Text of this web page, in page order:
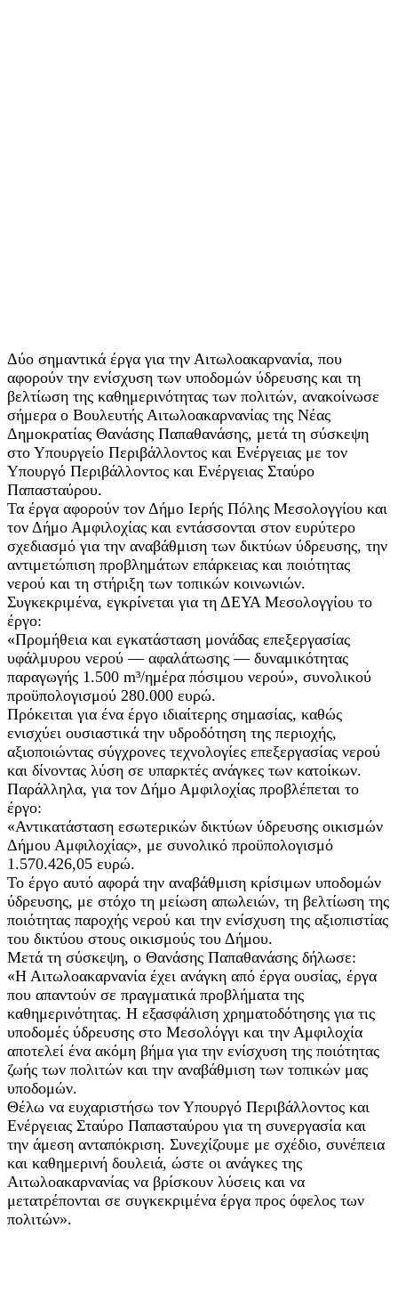
Δύο σημαντικά έργα για την Αιτωλοακαρνανία, που
αφορούν την ενίσχυση των υποδομών ύδρευσης και τη
βελτίωση της καθημερινότητας των πολιτών, ανακοίνωσε
σήμερα ο Βουλευτής Αιτωλοακαρνανίας της Νέας
Δημοκρατίας Θανάσης Παπαθανάσης, μετά τη σύσκεψη
στο Υπουργείο Περιβάλλοντος και Ενέργειας με τον
Υπουργό Περιβάλλοντος και Ενέργειας Σταύρο
Παπασταύρου.
Τα έργα αφορούν τον Δήμο Ιερής Πόλης Μεσολογγίου και
τον Δήμο Αμφιλοχίας και εντάσσονται στον ευρύτερο
σχεδιασμό για την αναβάθμιση των δικτύων ύδρευσης, την
αντιμετώπιση προβλημάτων επάρκειας και ποιότητας
νερού και τη στήριξη των τοπικών κοινωνιών.
Συγκεκριμένα, εγκρίνεται για τη ΔΕΥΑ Μεσολογγίου το
έργο:
«Προμήθεια και εγκατάσταση μονάδας επεξεργασίας
υφάλμυρου νερού — αφαλάτωσης — δυναμικότητας
παραγωγής 1.500 m³/ημέρα πόσιμου νερού», συνολικού
προϋπολογισμού 280.000 ευρώ.
Πρόκειται για ένα έργο ιδιαίτερης σημασίας, καθώς
ενισχύει ουσιαστικά την υδροδότηση της περιοχής,
αξιοποιώντας σύγχρονες τεχνολογίες επεξεργασίας νερού
και δίνοντας λύση σε υπαρκτές ανάγκες των κατοίκων.
Παράλληλα, για τον Δήμο Αμφιλοχίας προβλέπεται το
έργο:
«Αντικατάσταση εσωτερικών δικτύων ύδρευσης οικισμών
Δήμου Αμφιλοχίας», με συνολικό προϋπολογισμό
1.570.426,05 ευρώ.
Το έργο αυτό αφορά την αναβάθμιση κρίσιμων υποδομών
ύδρευσης, με στόχο τη μείωση απωλειών, τη βελτίωση της
ποιότητας παροχής νερού και την ενίσχυση της αξιοπιστίας
του δικτύου στους οικισμούς του Δήμου.
Μετά τη σύσκεψη, ο Θανάσης Παπαθανάσης δήλωσε:
«Η Αιτωλοακαρνανία έχει ανάγκη από έργα ουσίας, έργα
που απαντούν σε πραγματικά προβλήματα της
καθημερινότητας. Η εξασφάλιση χρηματοδότησης για τις
υποδομές ύδρευσης στο Μεσολόγγι και την Αμφιλοχία
αποτελεί ένα ακόμη βήμα για την ενίσχυση της ποιότητας
ζωής των πολιτών και την αναβάθμιση των τοπικών μας
υποδομών.
Θέλω να ευχαριστήσω τον Υπουργό Περιβάλλοντος και
Ενέργειας Σταύρο Παπασταύρου για τη συνεργασία και
την άμεση ανταπόκριση. Συνεχίζουμε με σχέδιο, συνέπεια
και καθημερινή δουλειά, ώστε οι ανάγκες της
Αιτωλοακαρνανίας να βρίσκουν λύσεις και να
μετατρέπονται σε συγκεκριμένα έργα προς όφελος των
πολιτών».